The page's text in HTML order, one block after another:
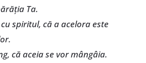
Ta.
spiritul, că a acelora este
că aceia se vor mângâia.